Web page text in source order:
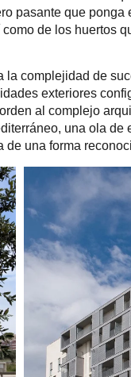
pasante que
de los
complejidad de
exteriores
al complejo
una ola
de una forma